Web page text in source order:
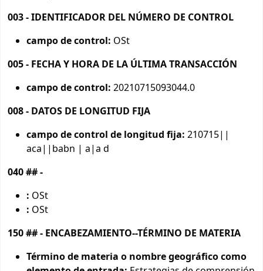
003 - IDENTIFICADOR DEL NÚMERO DE CONTROL
campo de control: OSt
005 - FECHA Y HORA DE LA ÚLTIMA TRANSACCIÓN
campo de control: 20210715093044.0
008 - DATOS DE LONGITUD FIJA
campo de control de longitud fija: 210715||
aca||babn | a|a d
040 ## -
: OSt
: OSt
150 ## - ENCABEZAMIENTO--TÉRMINO DE MATERIA
Término de materia o nombre geográfico como